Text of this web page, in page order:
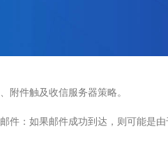
附件触及收信服务器策略。
件：如果邮件成功到达，则可能是